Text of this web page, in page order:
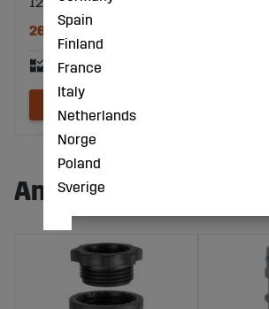
26257 kr
Andra köpte även:
Spain
Finland
France
Italy
Netherlands
Norge
Poland
Sverige